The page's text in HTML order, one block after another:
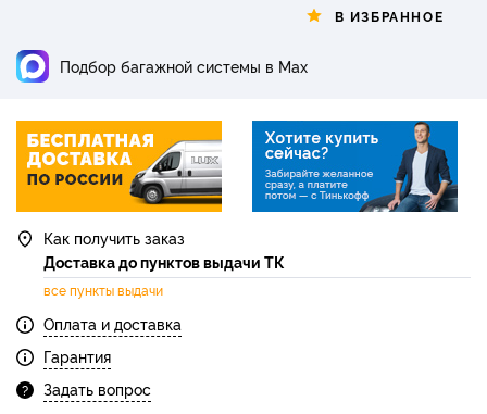
В ИЗБРАННОЕ
Подбор багажной системы в Max
Как получить заказ
Доставка до пунктов выдачи ТК
все пункты выдачи
Оплата и доставка
Гарантия
Задать вопрос